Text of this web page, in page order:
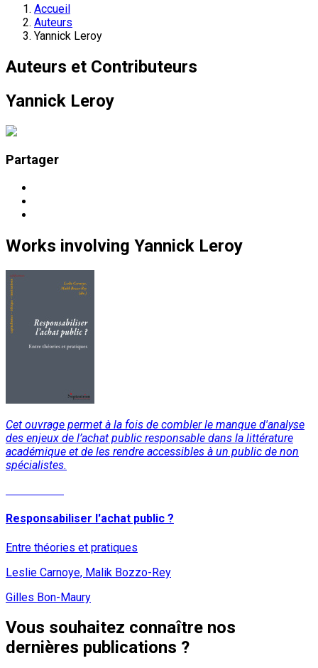
Accueil
Auteurs
Yannick Leroy
Auteurs et Contributeurs
Yannick Leroy
Partager
Works involving Yannick Leroy
Cet ouvrage permet à la fois de combler le manque d'analyse
des enjeux de l’achat public responsable dans la littérature
académique et de les rendre accessibles à un public de non
spécialistes.
Responsabiliser l'achat public ?
Entre théories et pratiques
Leslie Carnoye, Malik Bozzo-Rey
Gilles Bon-Maury
Vous souhaitez connaître nos
dernières publications ?